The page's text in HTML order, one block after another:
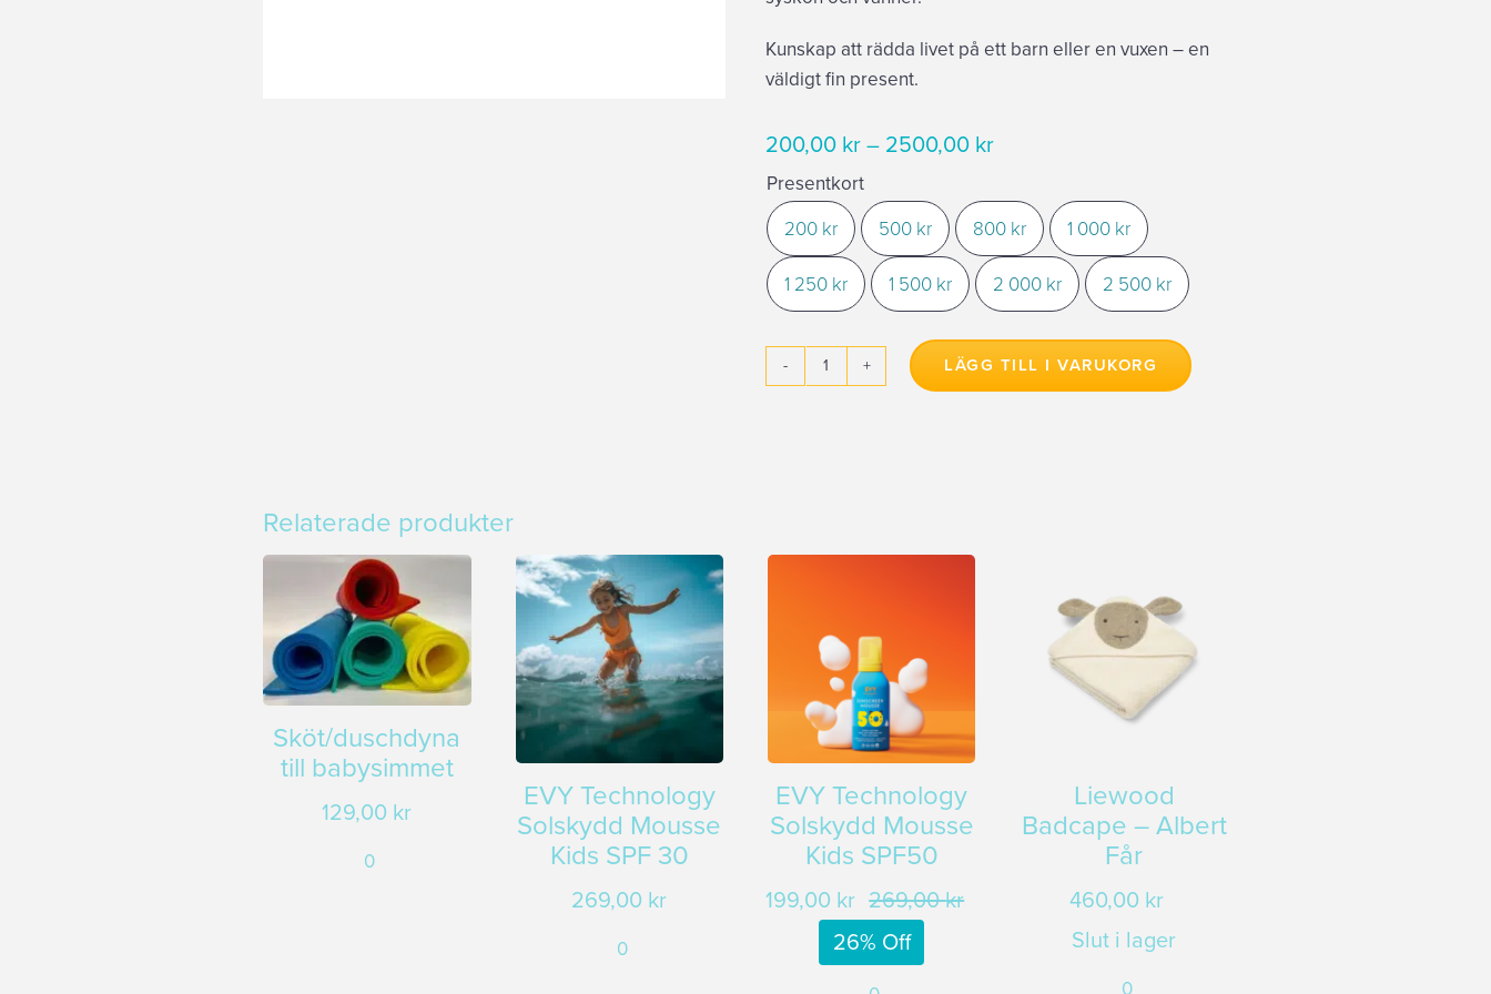
Kunskap att rädda livet på ett barn eller en vuxen – en
väldigt fin present.
200,00 kr– 2500,00 krPrisintervall:
till
2500,00 kr
Presentkort
200 kr 500 kr 800 kr
1 000 kr
1 250 kr
1 500 kr 2 000 kr 2 500 kr
Presentkort
LÄGG TILL I VARUKORG
Relaterade produkter
Sköt/duschdyna
till babysimmet
129,00 kr
0
EVY Technology
Solskydd Mousse
Kids SPF 30
269,00 kr
0
EVY Technology
Solskydd Mousse
Kids SPF50
269,00kr
ursprungliga
199,00 kr
26% Off
Liewood
Badcape – Albert
Får
460,00 kr
Slut i lager